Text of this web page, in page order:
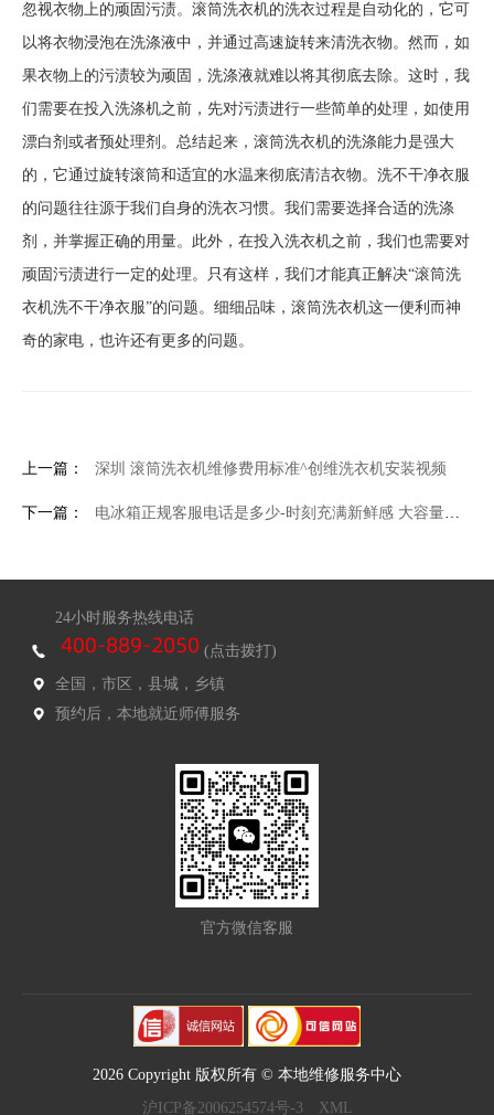
忽视衣物上的顽固污渍。滚筒洗衣机的洗衣过程是自动化的，它可
以将衣物浸泡在洗涤液中，并通过高速旋转来清洗衣物。然而，如
果衣物上的污渍较为顽固，洗涤液就难以将其彻底去除。这时，我
们需要在投入洗涤机之前，先对污渍进行一些简单的处理，如使用
漂白剂或者预处理剂。总结起来，滚筒洗衣机的洗涤能力是强大
的，它通过旋转滚筒和适宜的水温来彻底清洁衣物。洗不干净衣服
的问题往往源于我们自身的洗衣习惯。我们需要选择合适的洗涤
剂，并掌握正确的用量。此外，在投入洗衣机之前，我们也需要对
顽固污渍进行一定的处理。只有这样，我们才能真正解决“滚筒洗
衣机洗不干净衣服”的问题。细细品味，滚筒洗衣机这一便利而神
奇的家电，也许还有更多的问题。
上一篇： 深圳 滚筒洗衣机维修费用标准^创维洗衣机安装视频
下一篇： 电冰箱正规客服电话是多少-时刻充满新鲜感 大容量保鲜冰箱推荐
24小时服务热线电话
(点击拨打)
全国，市区，县城，乡镇
预约后，本地就近师傅服务
官方微信客服
2026 Copyright 版权所有 © 本地维修服务中心
沪ICP备2006254574号-3
XML